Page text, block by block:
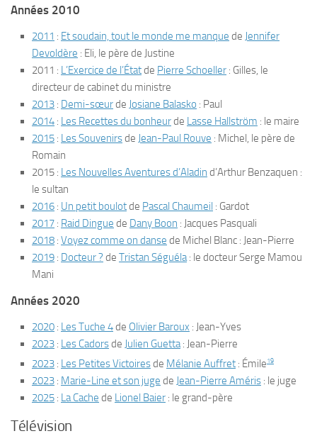
Années 2010
2011 : Et soudain, tout le monde me manque de Jennifer
Devoldère : Eli, le père de Justine
2011 : L’Exercice de l’Étatde Pierre Schoeller : Gilles, le
directeur de cabinet du ministre
2013 : Demi-sœurde Josiane Balasko : Paul
2014 : Les Recettes du bonheurde Lasse Hallström : le maire
2015 : Les Souvenirsde Jean-Paul Rouve : Michel, le père de
Romain
2015 : Les Nouvelles Aventures d’Aladin d’Arthur Benzaquen :
le sultan
2016 : Un petit boulotde Pascal Chaumeil : Gardot
2017 : Raid Dingue de Dany Boon : Jacques Pasquali
2018 : Voyez comme on danse de Michel Blanc : Jean-Pierre
2019 : Docteur ? de Tristan Séguéla: le docteur Serge Mamou
Mani
Années 2020
2020 : Les Tuche 4de Olivier Baroux : Jean-Yves
2023 : Les Cadorsde Julien Guetta: Jean-Pierre
2023 : Les Petites Victoiresde Mélanie Auffret : Émile19
2023 : Marie-Line et son juge de Jean-Pierre Améris : le juge
2025 : La Cache de Lionel Baier : le grand-père
Télévision